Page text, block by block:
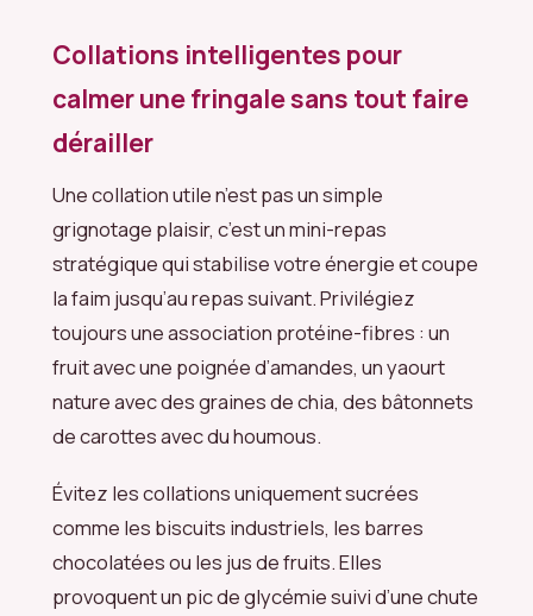
Collations intelligentes pour
calmer une fringale sans tout faire
dérailler
Une collation utile n’est pas un simple
grignotage plaisir, c’est un mini-repas
stratégique qui stabilise votre énergie et coupe
la faim jusqu’au repas suivant. Privilégiez
toujours une association protéine-fibres : un
fruit avec une poignée d’amandes, un yaourt
nature avec des graines de chia, des bâtonnets
de carottes avec du houmous.
Évitez les collations uniquement sucrées
comme les biscuits industriels, les barres
chocolatées ou les jus de fruits. Elles
provoquent un pic de glycémie suivi d’une chute